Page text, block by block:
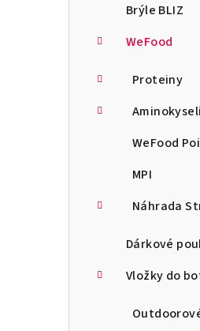
Brýle BLIZ
WeFood
Proteiny
WeFood
MPI
Náhrada
Dárkové
Vložky do